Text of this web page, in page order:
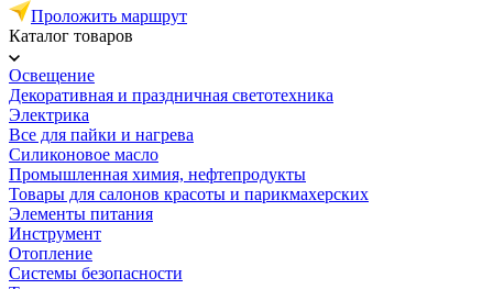
Проложить маршрут
Каталог товаров
Освещение
Декоративная и праздничная светотехника
Электрика
Все для пайки и нагрева
Силиконовое масло
Промышленная химия, нефтепродукты
Товары для салонов красоты и парикмахерских
Элементы питания
Инструмент
Отопление
Системы безопасности